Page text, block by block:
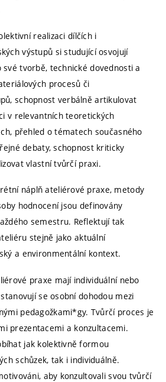
realizaci dílčích i
výstupů si studující osvojují
své tvorbě, technické dovednosti a
procesů či
schopnost verbálně artikulovat
v relevantních teoretických
přehled o tématech současného
debaty, schopnost kriticky
vlastní tvůrčí praxi.
náplň ateliérové praxe, metody
hodnocení jsou definovány
semestru. Reflektují tak
stejně jako aktuální
a environmentální kontext.
praxe mají individuální nebo
se osobní dohodou mezi
pedagožkami*gy. Tvůrčí proces je
prezentacemi a konzultacemi.
jak kolektivně formou
schůzek, tak i individuálně.
aby konzultovali svou tvůrčí